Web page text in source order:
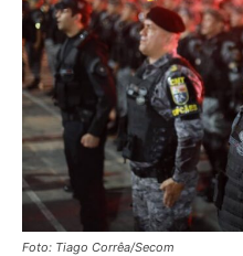
Foto: Tiago Corrêa/Secom